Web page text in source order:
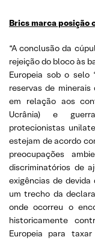
Brics marca posição
“A conclusão da
rejeição do bloco às
Europeia sob o selo
reservas de
em relação aos
Ucrânia) e
protecionistas
estejam de acordo
preocupações
discriminatórios de
exigências de devida
um trecho da
onde ocorreu o
historicamente
Europeia para